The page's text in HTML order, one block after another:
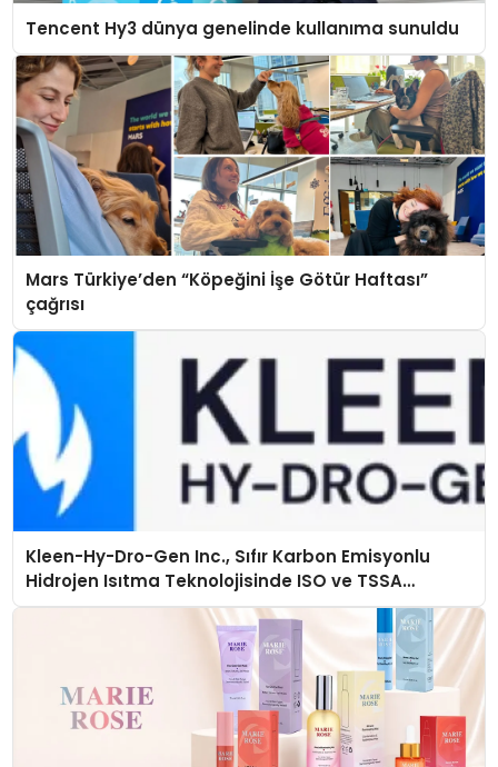
Tencent Hy3 dünya genelinde kullanıma sunuldu
Mars Türkiye’den “Köpeğini İşe Götür Haftası”
çağrısı
Kleen-Hy-Dro-Gen Inc., Sıfır Karbon Emisyonlu
Hidrojen Isıtma Teknolojisinde ISO ve TSSA
Düzenleyici Onaylarını Aldı